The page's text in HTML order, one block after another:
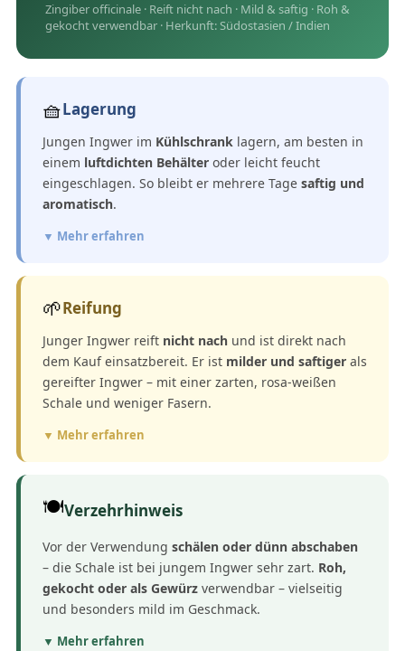
Zingiber officinale · Reift nicht nach · Mild & saftig · Roh &
gekocht verwendbar · Herkunft: Südostasien / Indien
🧺Lagerung
Jungen Ingwer im Kühlschrank lagern, am besten in
einem luftdichten Behälter oder leicht feucht
eingeschlagen. So bleibt er mehrere Tage saftig und
aromatisch.
▼ Mehr erfahren
🌱Reifung
Junger Ingwer reift nicht nach und ist direkt nach
dem Kauf einsatzbereit. Er ist milder und saftiger als
gereifter Ingwer – mit einer zarten, rosa-weißen
Schale und weniger Fasern.
▼ Mehr erfahren
🍽️Verzehrhinweis
Vor der Verwendung schälen oder dünn abschaben
– die Schale ist bei jungem Ingwer sehr zart. Roh,
gekocht oder als Gewürz verwendbar – vielseitig
und besonders mild im Geschmack.
▼ Mehr erfahren